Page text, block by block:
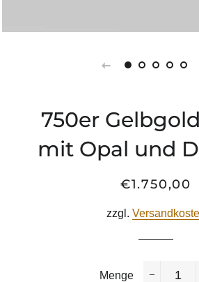
750er
mit Opal und
Normaler
Sonderpreis
€1.750,00
zzgl.
Menge